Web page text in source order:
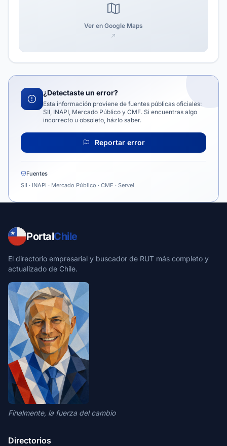
Ver en Google Maps
¿Detectaste un error?
Esta información proviene de fuentes públicas oficiales:
SII, INAPI, Mercado Público y CMF. Si encuentras algo
incorrecto u obsoleto, házlo saber.
Reportar error
Fuentes
SII · INAPI · Mercado Público · CMF · Servel
PortalChile
El directorio empresarial y buscador de RUT más completo y
actualizado de Chile.
Finalmente, la fuerza del cambio
Directorios